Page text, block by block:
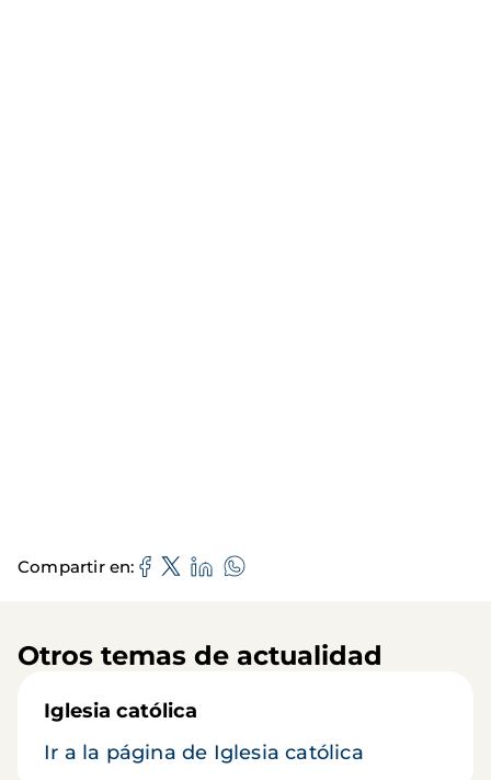
Compartir en
Otros temas de actualidad
Iglesia católica
Ir a la página de Iglesia católica